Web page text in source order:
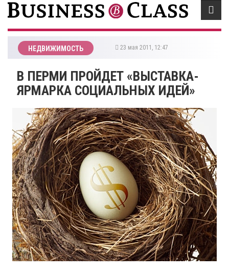
НЕДВИЖИМОСТЬ 23 мая 2011, 12:47
В ПЕРМИ ПРОЙДЕТ «ВЫСТАВКА-
ЯРМАРКА СОЦИАЛЬНЫХ ИДЕЙ»